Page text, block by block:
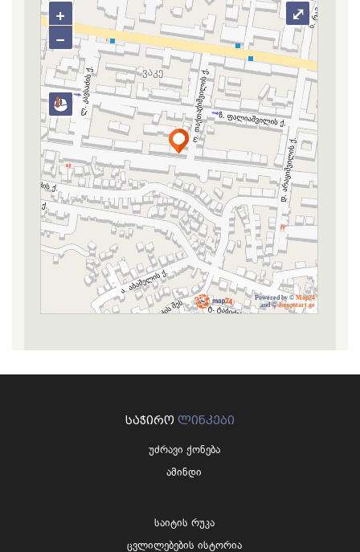
+
−
Powered by ©Map24
and ©Jumpstart.ge
⤢
ᲡᲐᲭᲘᲠᲝ ᲚᲘᲜᲙᲔᲑᲘ
უძრავი ქონება
ამინდი
საიტის რუკა
ცვლილებების ისტორია